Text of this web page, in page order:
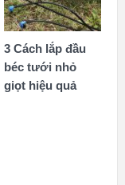
3 Cách lắp đầu
béc tưới nhỏ
giọt hiệu quả